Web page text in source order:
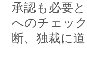
承認も必要
へのチェッ
断、独裁に